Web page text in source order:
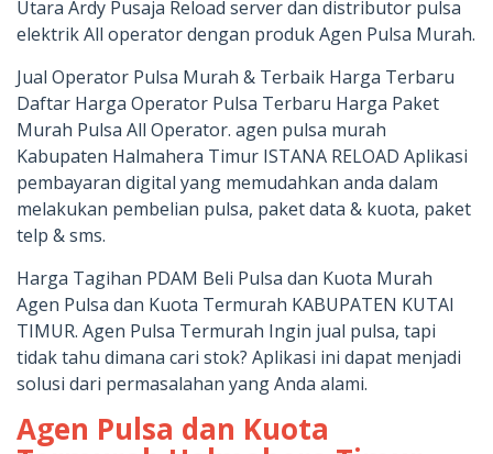
Utara Ardy Pusaja Reload server dan distributor pulsa
elektrik All operator dengan produk Agen Pulsa Murah.
Jual Operator Pulsa Murah & Terbaik Harga Terbaru
Daftar Harga Operator Pulsa Terbaru Harga Paket
Murah Pulsa All Operator. agen pulsa murah
Kabupaten Halmahera Timur ISTANA RELOAD Aplikasi
pembayaran digital yang memudahkan anda dalam
melakukan pembelian pulsa, paket data & kuota, paket
telp & sms.
Harga Tagihan PDAM Beli Pulsa dan Kuota Murah
Agen Pulsa dan Kuota Termurah KABUPATEN KUTAI
TIMUR. Agen Pulsa Termurah Ingin jual pulsa, tapi
tidak tahu dimana cari stok? Aplikasi ini dapat menjadi
solusi dari permasalahan yang Anda alami.
Agen Pulsa dan Kuota